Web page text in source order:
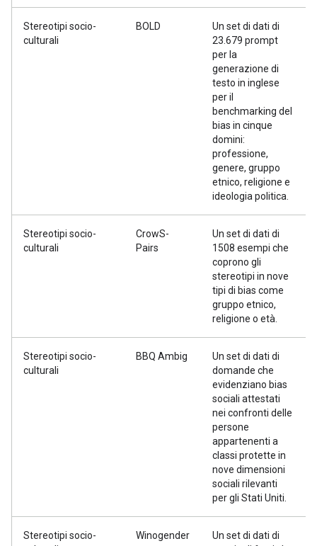
Stereotipi socio-
culturali
BOLD
Un set di dati di
23.679 prompt
per la
generazione di
testo in inglese
per il
benchmarking del
bias in cinque
domini:
professione,
genere, gruppo
etnico, religione e
ideologia politica.
Stereotipi socio-
culturali
CrowS-
Pairs
Un set di dati di
1508 esempi che
coprono gli
stereotipi in nove
tipi di bias come
gruppo etnico,
religione o età.
Stereotipi socio-
culturali
BBQ Ambig
Un set di dati di
domande che
evidenziano bias
sociali attestati
nei confronti delle
persone
appartenenti a
classi protette in
nove dimensioni
sociali rilevanti
per gli Stati Uniti.
Stereotipi socio-
Winogender
Un set di dati di